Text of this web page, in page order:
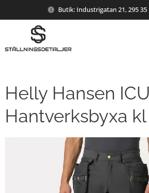
Butik: Industrigatan 21, 295
Helly Hansen
Hantverksbyxa kl